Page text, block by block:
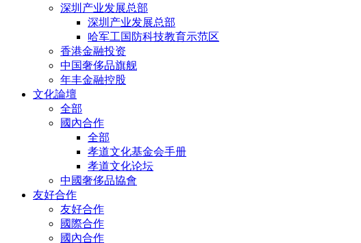
深圳产业发展总部
深圳产业发展总部
哈军工国防科技教育示范区
香港金融投资
中国奢侈品旗舰
年丰金融控股
文化論壇
全部
國內合作
全部
孝道文化基金会手册
孝道文化论坛
中國奢侈品協會
友好合作
友好合作
國際合作
國內合作